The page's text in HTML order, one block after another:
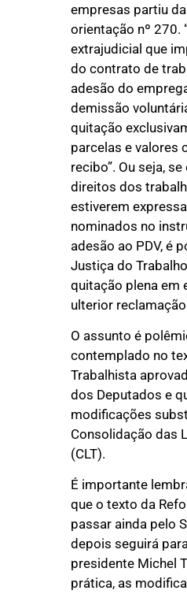
empresas partiu
orientação nº 270.
extrajudicial que
do contrato de
adesão do
demissão
quitação
parcelas e valores
recibo”. Ou seja,
direitos dos
estiverem
nominados no
adesão ao PDV, é
Justiça do
quitação plena em
ulterior
O assunto é
contemplado no
Trabalhista
dos Deputados e
modificações
Consolidação das
(CLT).
É importante
que o texto da
passar ainda pelo
depois seguirá
presidente Michel
prática, as